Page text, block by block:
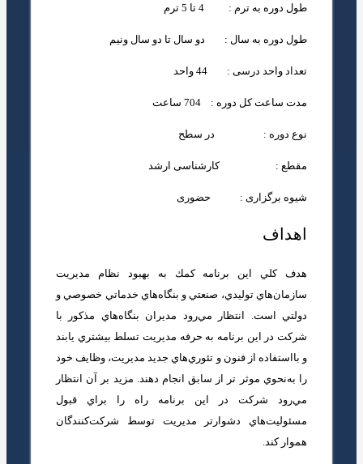
طول دوره به ترم : 4 تا 5 ترم
طول دوره به سال : دو سال تا دو سال ونیم
تعداد واحد درسی : 44 واحد
مدت ساعت کل دوره : 704 ساعت
نوع دوره : در سطح
مقطع :کارشناسی ارشد
شیوه برگزاری : حضوری
اهداف
هدف كلي اين برنامه كمك به بهبود نظام مديريت
سازمان‌هاي توليدي، صنعتي و بنگاه‌هاي خدماتي خصوصي و
دولتي است. انتظار مي‌رود مديران بنگاه‌هاي مذكور با
شركت در اين برنامه به حرفه مديريت تسلط بيشتري يابند
و با‌استفاده از فنون و تئوري‌هاي جديد مديريت، وظايف خود
را به‌نحوي موثر تر از سابق انجام دهند. مزيد بر آن انتظار
مي‌رود شركت در اين برنامه راه را براي قبول
مسئوليت‌هاي
دشوارتر مديريت توسط شركت‌كنندگان
هموار كند